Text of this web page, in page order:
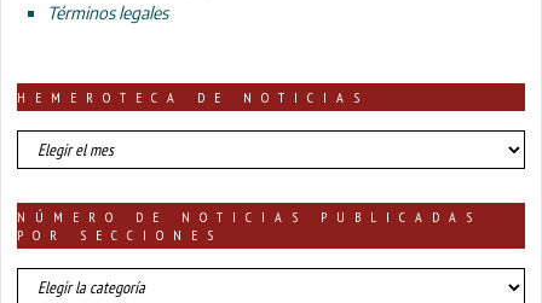
Términos legales
HEMEROTECA DE NOTICIAS
HEMEROTECA
DE
NÚMERO DE NOTICIAS PUBLICADAS
POR SECCIONES
número